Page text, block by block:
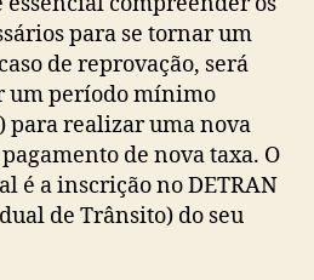
para se tornar um
de reprovação, será
um período mínimo
para realizar uma nova
de nova taxa. O
é a inscrição no DETRAN
de Trânsito) do seu